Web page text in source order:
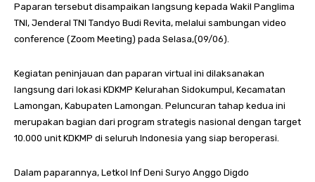
Paparan tersebut disampaikan langsung kepada Wakil Panglima
TNI, Jenderal TNI Tandyo Budi Revita, melalui sambungan video
conference (Zoom Meeting) pada Selasa,(09/06).
Kegiatan peninjauan dan paparan virtual ini dilaksanakan
langsung dari lokasi KDKMP Kelurahan Sidokumpul, Kecamatan
Lamongan, Kabupaten Lamongan. Peluncuran tahap kedua ini
merupakan bagian dari program strategis nasional dengan target
10.000 unit KDKMP di seluruh Indonesia yang siap beroperasi.
Dalam paparannya, Letkol Inf Deni Suryo Anggo Digdo